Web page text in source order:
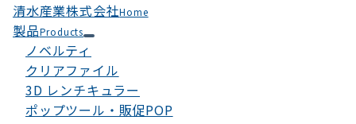
清水産業株式会社Home
製品Products
ノベルティ
クリアファイル
3D レンチキュラー
ポップツール・販促POP